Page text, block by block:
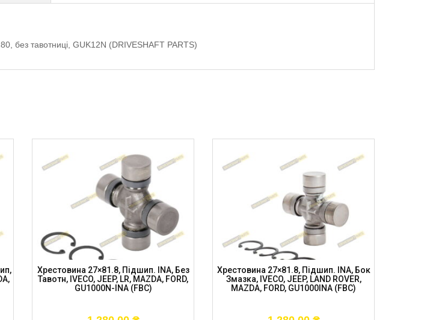
без тавотниці, GUK12N (DRIVESHAFT PARTS)
Хрестовина 27×81.8, Підшип. INA, Без
Тавотн, IVECO, JEEP, LR, MAZDA, FORD,
GU1000N-INA (FBC)
Хрестовина 27×81.8, Підшип. INA, Бок
Змазка, IVECO, JEEP, LAND ROVER,
MAZDA, FORD, GU1000INA (FBC)